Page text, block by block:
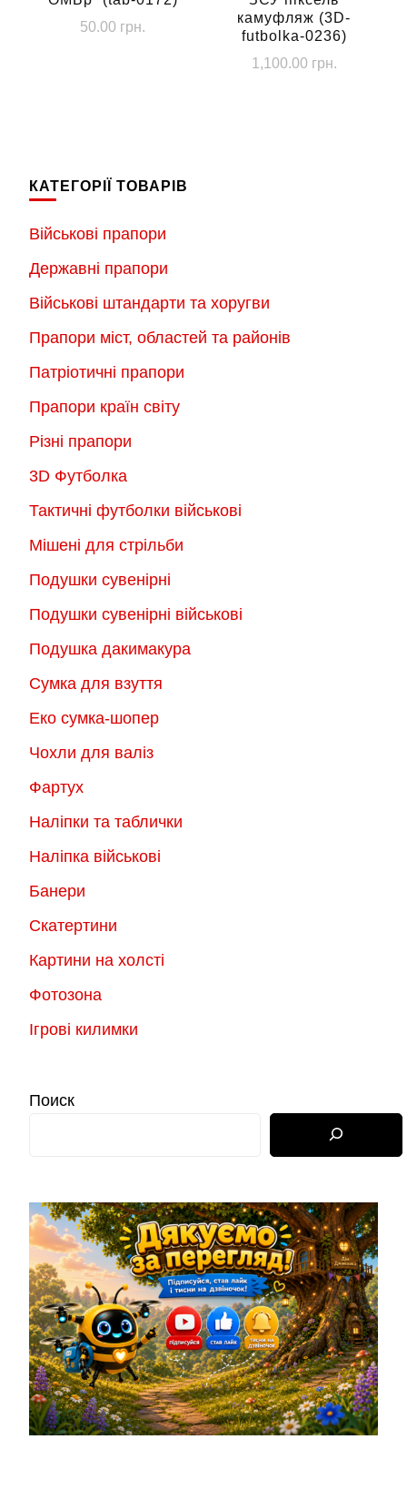
50.00 грн.
камуфляж (3D-
futbolka-0236)
1,100.00 грн.
КАТЕГОРІЇ ТОВАРІВ
Військові прапори
Державні прапори
Військові штандарти та хоругви
Прапори міст, областей та районів
Патріотичні прапори
Прапори країн світу
Різні прапори
3D Футболка
Тактичні футболки військові
Мішені для стрільби
Подушки сувенірні
Подушки сувенірні військові
Подушка дакимакура
Сумка для взуття
Еко сумка-шопер
Чохли для валіз
Фартух
Наліпки та таблички
Наліпка військові
Банери
Скатертини
Картини на холсті
Фотозона
Ігрові килимки
Поиск